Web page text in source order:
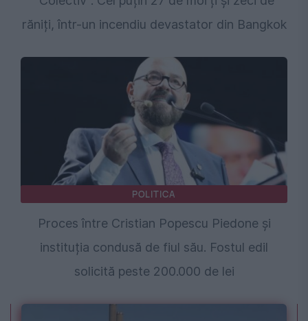
răniți, într-un incendiu devastator din Bangkok
POLITICA
Proces între Cristian Popescu Piedone și
instituția condusă de fiul său. Fostul edil
solicită peste 200.000 de lei